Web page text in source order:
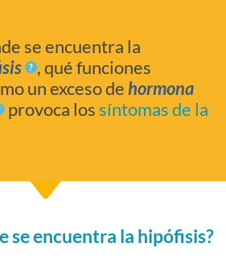
se encuentra la
, qué funciones
un exceso dehormona
provoca lossíntomas de la
se encuentra la hipófisis?